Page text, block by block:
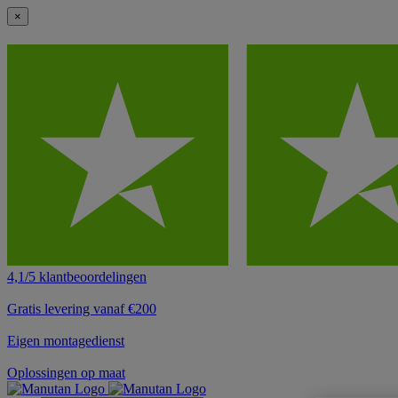
×
4,1/5 klantbeoordelingen
Gratis levering vanaf €200
Eigen montagedienst
Oplossingen op maat